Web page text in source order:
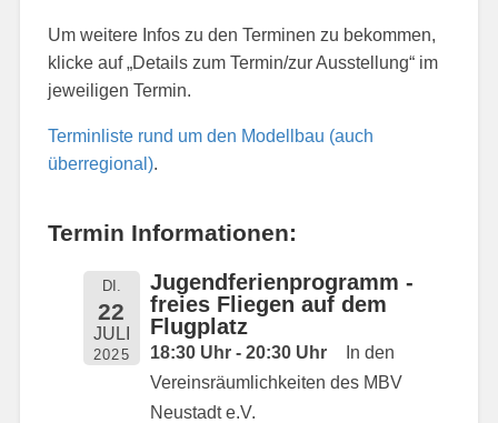
Um weitere Infos zu den Terminen zu bekommen,
klicke auf „Details zum Termin/zur Ausstellung“ im
jeweiligen Termin.
Terminliste rund um den Modellbau (auch
überregional).
Termin Informationen:
DI.
22
JULI
2025
Jugendferienprogramm -
freies Fliegen auf dem
Flugplatz
18:30 Uhr - 20:30 Uhr
In den
Vereinsräumlichkeiten des MBV
Neustadt e.V.